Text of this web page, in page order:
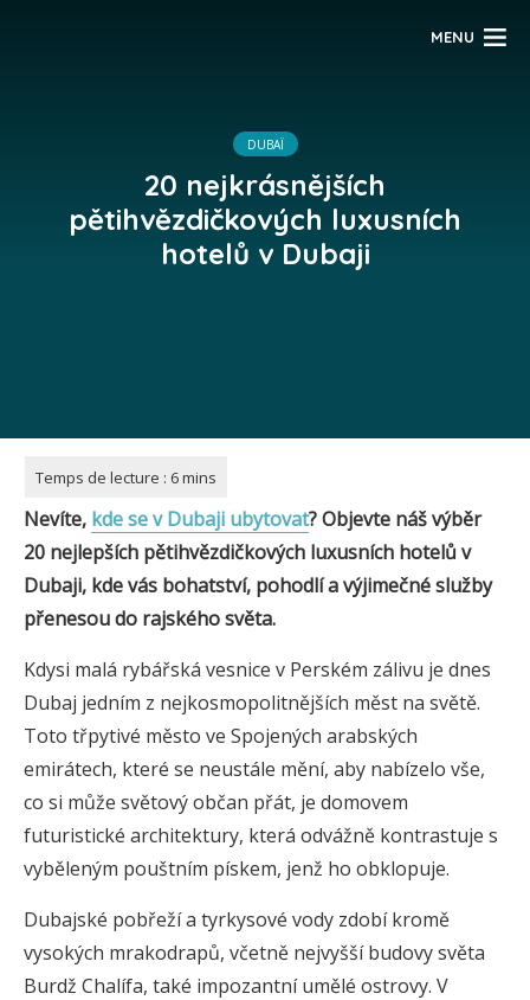
MENU
DUBAÏ
20 nejkrásnějších
pětihvězdičkových luxusních
hotelů v Dubaji
Nevíte, kde se v Dubaji ubytovat? Objevte náš výběr
20 nejlepších pětihvězdičkových luxusních hotelů v
Dubaji, kde vás bohatství, pohodlí a výjimečné služby
přenesou do rajského světa.
Kdysi malá rybářská vesnice v Perském zálivu je dnes
Dubaj jedním z nejkosmopolitnějších měst na světě.
Toto třpytivé město ve Spojených arabských
emirátech, které se neustále mění, aby nabízelo vše,
co si může světový občan přát, je domovem
futuristické architektury, která odvážně kontrastuje s
vyběleným pouštním pískem, jenž ho obklopuje.
Dubajské pobřeží a tyrkysové vody zdobí kromě
vysokých mrakodrapů, včetně nejvyšší budovy světa
Burdž Chalífa, také impozantní umělé ostrovy. V